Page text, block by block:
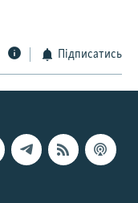
Підписатись